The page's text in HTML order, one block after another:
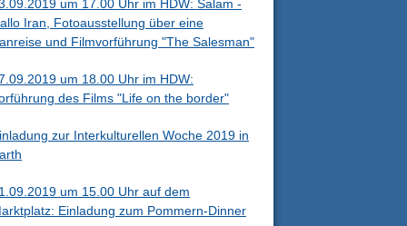
um 17.00 Uhr im HDW: Salam -
Iran, Fotoausstellung über eine
und Filmvorführung "The Salesman"
um 18.00 Uhr im HDW:
des Films "Life on the border"
zur Interkulturellen Woche 2019 in
um 15.00 Uhr auf dem
Einladung zum Pommern-Dinner